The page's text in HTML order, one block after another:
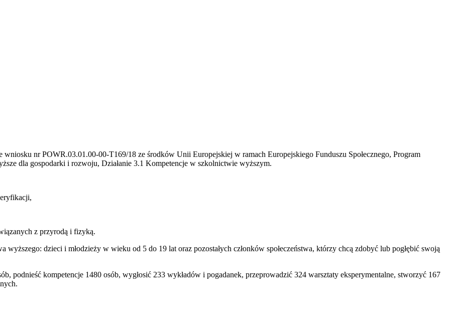
nr POWR.03.01.00-00-T169/18 ze środków Unii Europejskiej w ramach Europejskiego Funduszu Społecznego, Program
dla gospodarki i rozwoju, Działanie 3.1 Kompetencje w szkolnictwie wyższym.
z przyrodą i fizyką.
dzieci i młodzieży w wieku od 5 do 19 lat oraz pozostałych członków społeczeństwa, którzy chcą zdobyć lub pogłębić swoją
podnieść kompetencje 1480 osób, wygłosić 233 wykładów i pogadanek, przeprowadzić 324 warsztaty eksperymentalne, stworzyć 167